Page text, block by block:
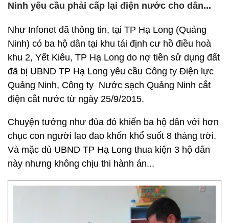
Ninh yêu cầu phải cấp lại điện nước cho dân...
Như Infonet đã thông tin, tại TP Hạ Long (Quảng
Ninh) có ba hộ dân tại khu tái định cư hồ điều hoà
khu 2, Yết Kiêu, TP Hạ Long do nợ tiền sử dụng đất
đã bị UBND TP Hạ Long yêu cầu Công ty Điện lực
Quảng Ninh, Công ty Nước sạch Quảng Ninh cắt
điện cắt nước từ ngày 25/9/2015.
Chuyện tưởng như đùa đó khiến ba hộ dân với hơn
chục con người lao đao khốn khổ suốt 8 tháng trời.
Và mặc dù UBND TP Hạ Long thua kiện 3 hộ dân
này nhưng không chịu thi hành án...